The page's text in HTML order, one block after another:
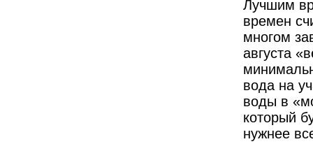
Лучшим
времен
многом
августа
вода на
воды в
который
нужнее